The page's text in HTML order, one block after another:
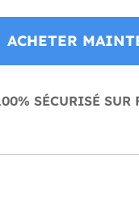
ACHETER
SÉCURISÉ